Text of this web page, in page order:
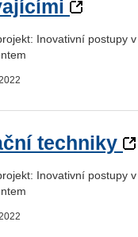
Inovativní postupy
techniky
Inovativní postupy